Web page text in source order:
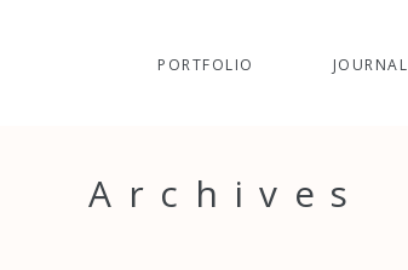
PORTFOLIO JOURNAL
Archives